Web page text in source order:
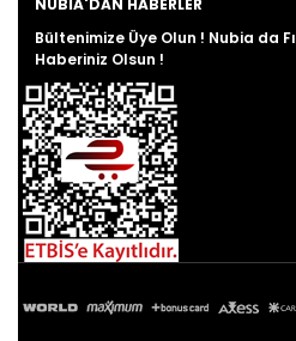
Bültenimize Üye Olun ! Nubia da
Haberiniz Olsun !